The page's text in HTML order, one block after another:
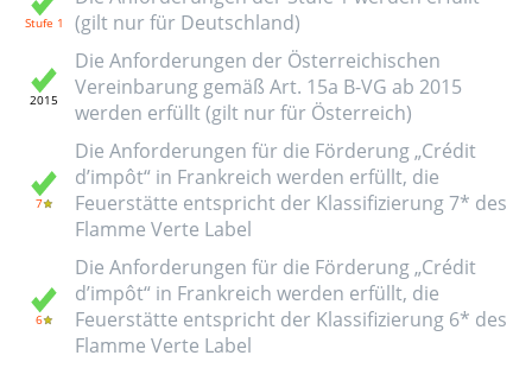
(gilt nur für Deutschland)
Die Anforderungen der Österreichischen
Vereinbarung gemäß Art. 15a B-VG ab 2015
werden erfüllt (gilt nur für Österreich)
Die Anforderungen für die Förderung „Crédit
d’impôt“ in Frankreich werden erfüllt, die
Feuerstätte entspricht der Klassifizierung 7* des
Flamme Verte Label
Die Anforderungen für die Förderung „Crédit
d’impôt“ in Frankreich werden erfüllt, die
Feuerstätte entspricht der Klassifizierung 6* des
Flamme Verte Label